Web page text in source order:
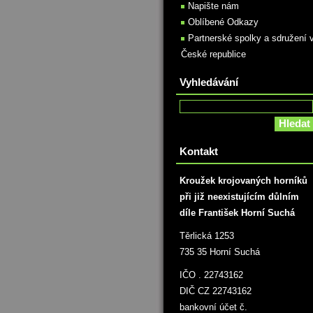
Napište nám
Oblíbené Odkazy
Partnerské spolky a sdružení
České republice
Vyhledávání
Kontakt
Kroužek krojovaných horníků
při již neexistujícím důlním
díle František Horní Suchá
Těrlická 1253
735 35 Horní Suchá
IČO . 22743162
DIČ CZ 22743162
bankovní účet č.